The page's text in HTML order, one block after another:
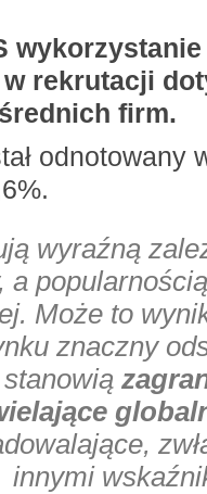
rekrutacji
firm.
odnotowany
wyraźną
a
Może to
znaczny